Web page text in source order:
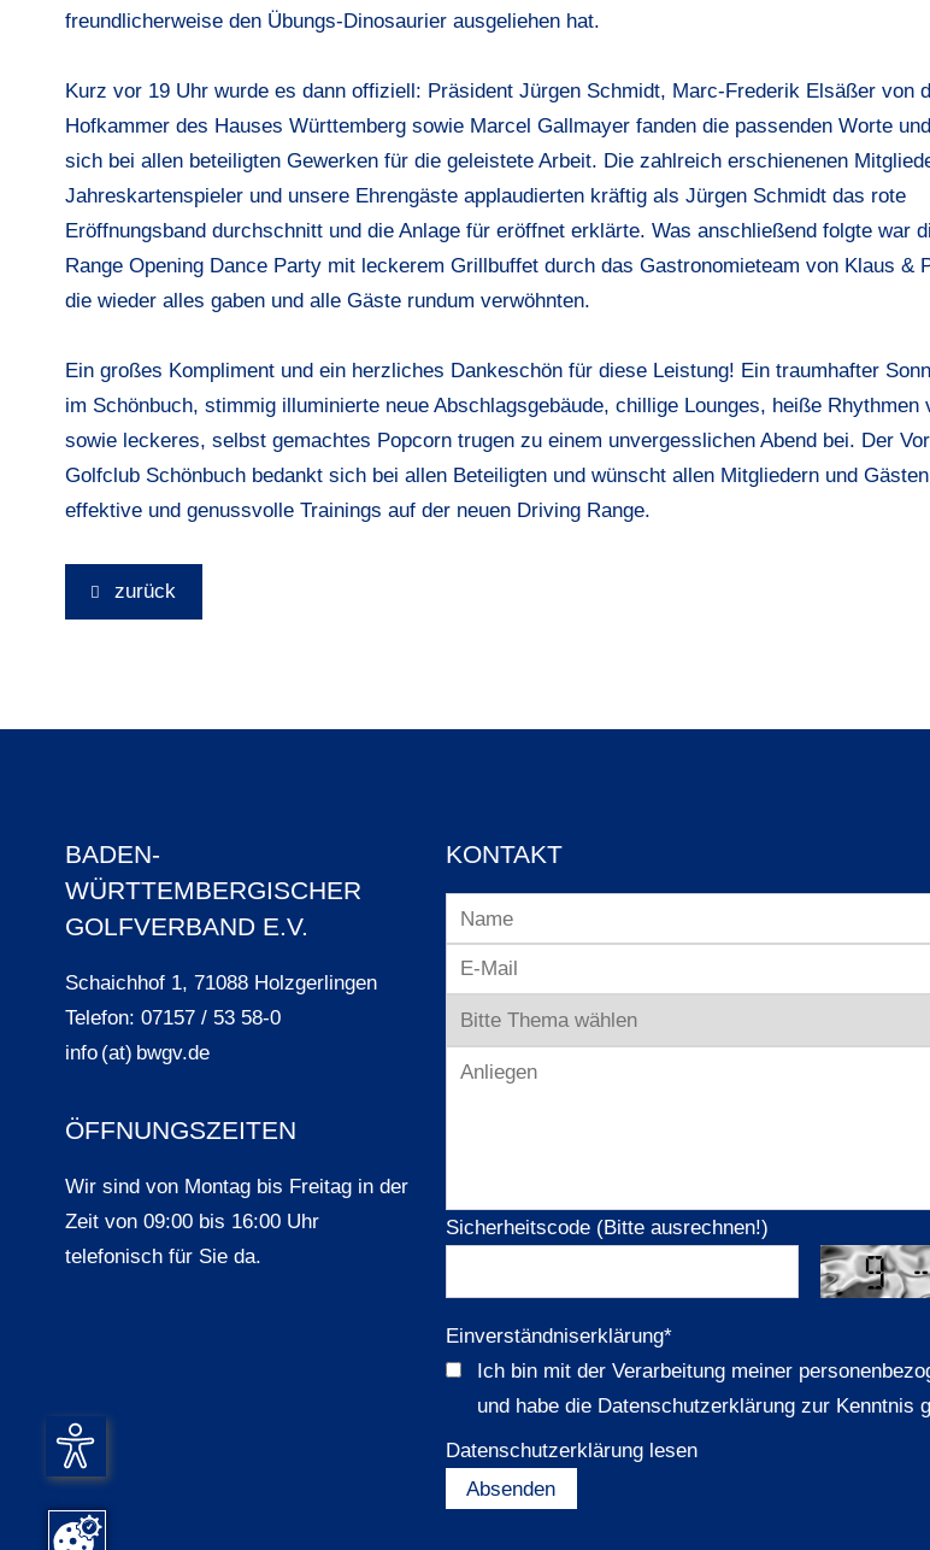
freundlicherweise den Übungs-Dinosaurier ausgeliehen hat.
Kurz vor 19 Uhr wurde es dann offiziell: Präsident Jürgen Schmidt, Marc-Frederik Elsäßer von
Hofkammer des Hauses Württemberg sowie Marcel Gallmayer fanden die passenden Worte
sich bei allen beteiligten Gewerken für die geleistete Arbeit. Die zahlreich erschienenen
Jahreskartenspieler und unsere Ehrengäste applaudierten kräftig als Jürgen Schmidt das rote
Eröffnungsband durchschnitt und die Anlage für eröffnet erklärte. Was anschließend folgte war
Range Opening Dance Party mit leckerem Grillbuffet durch das Gastronomieteam von Klaus &
die wieder alles gaben und alle Gäste rundum verwöhnten.
Ein großes Kompliment und ein herzliches Dankeschön für diese Leistung! Ein traumhafter
im Schönbuch, stimmig illuminierte neue Abschlagsgebäude, chillige Lounges, heiße Rhythmen
sowie leckeres, selbst gemachtes Popcorn trugen zu einem unvergesslichen Abend bei. Der
Golfclub Schönbuch bedankt sich bei allen Beteiligten und wünscht allen Mitgliedern und
effektive und genussvolle Trainings auf der neuen Driving Range.
zurück
BADEN-
WÜRTTEMBERGISCHER
GOLFVERBAND E.V.
Schaichhof 1, 71088 Holzgerlingen
Telefon: 07157 / 53 58-0
info (at) bwgv.de
ÖFFNUNGSZEITEN
Wir sind von Montag bis Freitag in der
Zeit von 09:00 bis 16:00 Uhr
telefonisch für Sie da.
KONTAKT
Sicherheitscode (Bitte ausrechnen!)
Einverständniserklärung*
Ich bin mit der Verarbeitung meiner
und habe die Datenschutzerklärung zur Kenntnis
Datenschutzerklärung lesen